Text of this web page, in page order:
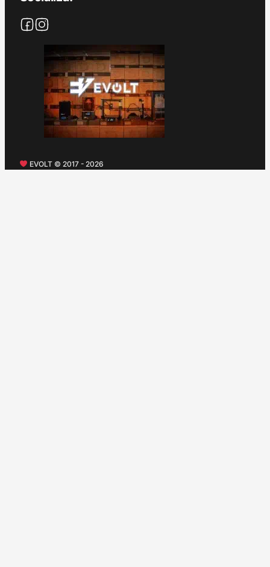
EVOLT © 2017 - 2026